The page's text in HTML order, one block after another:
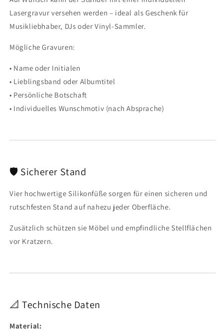
Lasergravur versehen werden – ideal als Geschenk für
Musikliebhaber, DJs oder Vinyl-Sammler.
Mögliche Gravuren:
• Name oder Initialen
• Lieblingsband oder Albumtitel
• Persönliche Botschaft
• Individuelles Wunschmotiv (nach Absprache)
🛡️ Sicherer Stand
Vier hochwertige Silikonfüße sorgen für einen sicheren und
rutschfesten Stand auf nahezu jeder Oberfläche.
Zusätzlich schützen sie Möbel und empfindliche Stellflächen
vor Kratzern.
📐 Technische Daten
Material: